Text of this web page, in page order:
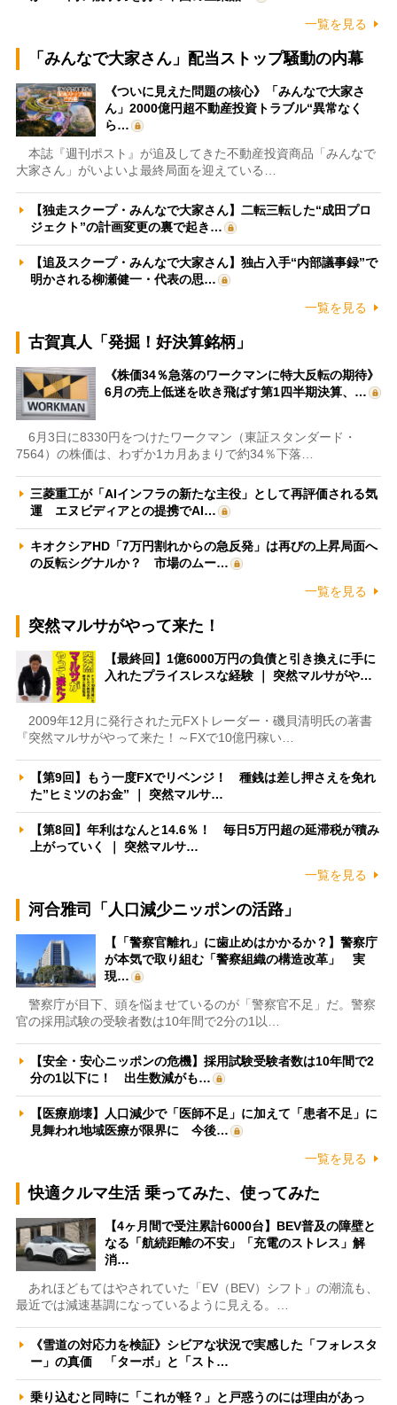
一覧を見る
「みんなで大家さん」配当ストップ騒動の内幕
《ついに見えた問題の核心》「みんなで大家さ
ん」2000億円超不動産投資トラブル“異常なく
ら…
本誌『週刊ポスト』が追及してきた不動産投資商品「みんなで
大家さん」がいよいよ最終局面を迎えている…
【独走スクープ・みんなで大家さん】二転三転した“成田プロ
ジェクト”の計画変更の裏で起き…
【追及スクープ・みんなで大家さん】独占入手“内部議事録”で
明かされる柳瀬健一・代表の思…
一覧を見る
古賀真人「発掘！好決算銘柄」
《株価34％急落のワークマンに特大反転の期待》
6月の売上低迷を吹き飛ばす第1四半期決算、…
6月3日に8330円をつけたワークマン（東証スタンダード・
7564）の株価は、わずか1カ月あまりで約34％下落…
三菱重工が「AIインフラの新たな主役」として再評価される気
運 エヌビディアとの提携でAI…
キオクシアHD「7万円割れからの急反発」は再びの上昇局面へ
の反転シグナルか？ 市場のムー…
一覧を見る
突然マルサがやって来た！
【最終回】1億6000万円の負債と引き換えに手に
入れたプライスレスな経験 ｜ 突然マルサがや…
2009年12月に発行された元FXトレーダー・磯貝清明氏の著書
『突然マルサがやって来た！～FXで10億円稼い…
【第9回】もう一度FXでリベンジ！ 種銭は差し押さえを免れ
た”ヒミツのお金” ｜ 突然マルサ…
【第8回】年利はなんと14.6％！ 毎日5万円超の延滞税が積み
上がっていく ｜ 突然マルサ…
一覧を見る
河合雅司「人口減少ニッポンの活路」
【「警察官離れ」に歯止めはかかるか？】警察庁
が本気で取り組む「警察組織の構造改革」 実
現…
警察庁が目下、頭を悩ませているのが「警察官不足」だ。警察
官の採用試験の受験者数は10年間で2分の1以…
【安全・安心ニッポンの危機】採用試験受験者数は10年間で2
分の1以下に！ 出生数減がも…
【医療崩壊】人口減少で「医師不足」に加えて「患者不足」に
見舞われ地域医療が限界に 今後…
一覧を見る
快適クルマ生活 乗ってみた、使ってみた
【4ヶ月間で受注累計6000台】BEV普及の障壁と
なる「航続距離の不安」「充電のストレス」解
消…
あれほどもてはやされていた「EV（BEV）シフト」の潮流も、
最近では減速基調になっているように見える。…
《雪道の対応力を検証》シビアな状況で実感した「フォレスタ
ー」の真価 「ターボ」と「スト…
乗り込むと同時に「これが軽？」と戸惑うのには理由があっ